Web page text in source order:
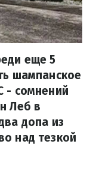
еще 5
шампанское
- сомнений
Леб в
допа из
над тезкой